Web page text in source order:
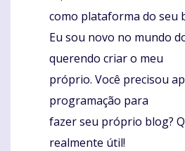
como plataforma do seu
Eu sou novo no mundo
querendo criar o meu
próprio. Você precisou
programação para
fazer seu próprio blog?
realmente útil!